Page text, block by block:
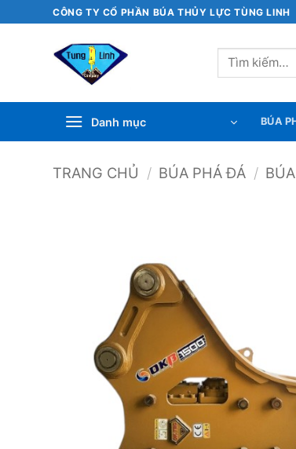
qua
CÔNG TY CỔ PHẦN BÚA THỦY LỰC TÙNG LINH
Tìm
kiếm:
Danh mục BÚA
TRANG CHỦ / BÚA PHÁ ĐÁ /